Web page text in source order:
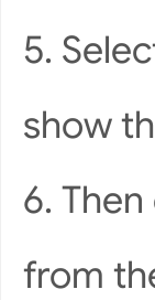
5.
show
6.
from